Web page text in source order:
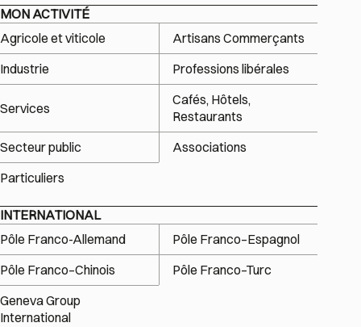
MON ACTIVITÉ
Agricole et viticole
Artisans Commerçants
Industrie
Professions libérales
Services
Cafés, Hôtels,
Restaurants
Secteur public
Associations
Particuliers
INTERNATIONAL
Pôle Franco-Allemand
Pôle Franco–Espagnol
Pôle Franco–Chinois
Pôle Franco–Turc
Geneva Group
International